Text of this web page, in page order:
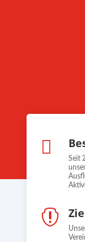

Seit
